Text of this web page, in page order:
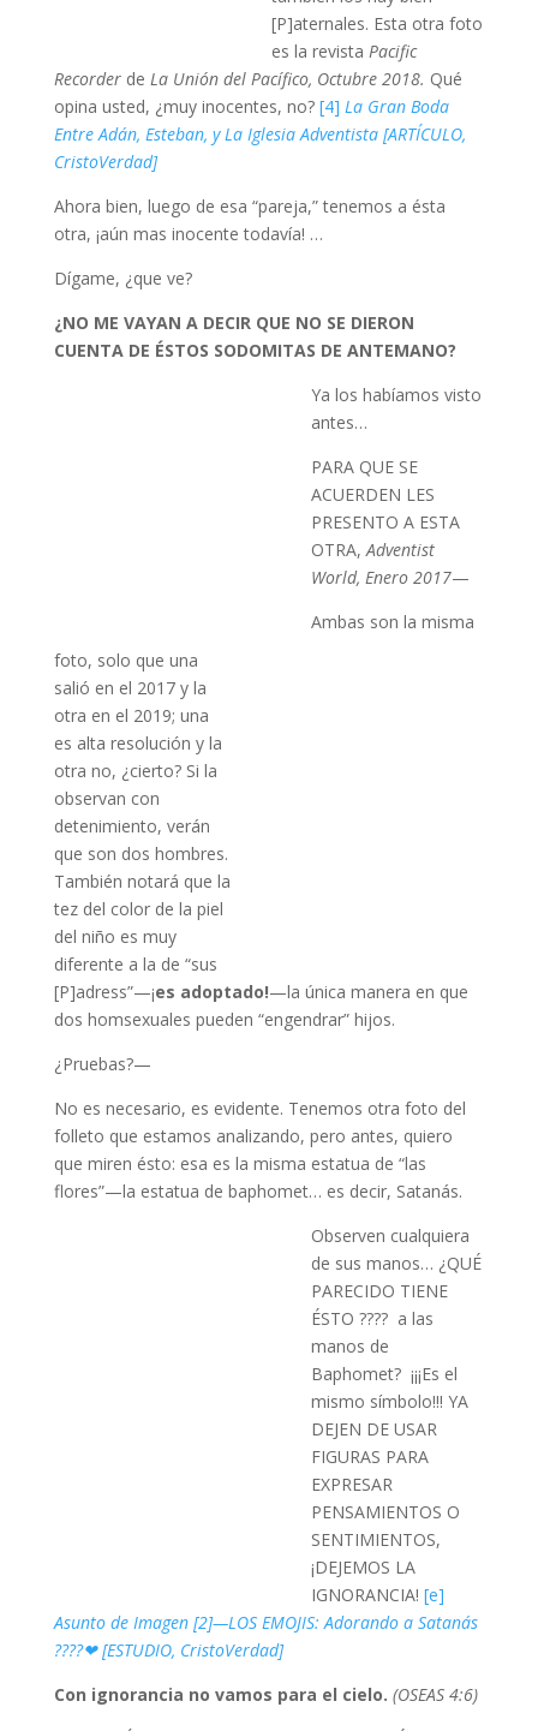
[P]aternales. Esta otra foto
es la revista Pacific
Recorderde La Unión del Pacífico, Octubre 2018. Qué
opina usted, ¿muy inocentes, no? [4] La Gran Boda
Entre Adán, Esteban, y La Iglesia Adventista [ARTÍCULO,
CristoVerdad]
Ahora bien, luego de esa “pareja,” tenemos a ésta
otra, ¡aún mas inocente todavía! …
Dígame, ¿que ve?
¿NO ME VAYAN A DECIR QUE NO SE DIERON
CUENTA DE ÉSTOS SODOMITAS DE ANTEMANO?
Ya los habíamos visto
antes…
PARA QUE SE
ACUERDEN LES
PRESENTO A ESTA
OTRA,Adventist
World, Enero 2017—
Ambas son la misma
foto, solo que una
salió en el 2017 y la
otra en el 2019; una
es alta resolución y la
otra no, ¿cierto? Si la
observan con
detenimiento, verán
que son dos hombres.
También notará que la
tez del color de la piel
del niño es muy
diferente a la de “sus
[P]adress”—¡es adoptado!—la única manera en que
dos homsexuales pueden “engendrar” hijos.
¿Pruebas?—
No es necesario, es evidente. Tenemos otra foto del
folleto que estamos analizando, pero antes, quiero
que miren ésto: esa es la misma estatua de “las
flores”—la estatua de baphomet… es decir, Satanás.
Observen cualquiera
de sus manos… ¿QUÉ
PARECIDO TIENE
ÉSTO ???? a las
manos de
Baphomet? ¡¡¡Es el
mismo símbolo!!! YA
DEJEN DE USAR
FIGURAS PARA
EXPRESAR
PENSAMIENTOS O
SENTIMIENTOS,
¡DEJEMOS LA
IGNORANCIA! [e]
Asunto de Imagen [2]—LOS EMOJIS: Adorando a Satanás
????❤ [ESTUDIO, CristoVerdad]
Con ignorancia no vamos para el cielo. (OSEAS 4:6)